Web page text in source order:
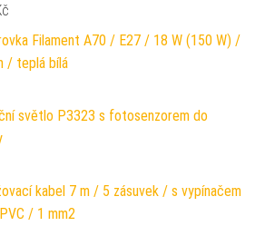
Filament A70 / E27 / 18 W (150 W) /
/ teplá bílá
světlo P3323 s fotosenzorem do
kabel 7 m / 5 zásuvek / s vypínačem
/ 1 mm2